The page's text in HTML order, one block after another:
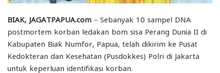
BIAK, JAGATPAPUA.com – Sebanyak 10 sampel DNA
postmortem korban ledakan bom sisa Perang Dunia II di
Kabupaten Biak Numfor, Papua, telah dikirim ke Pusat
Kedokteran dan Kesehatan (Pusdokkes) Polri di Jakarta
untuk keperluan identifikasi korban.